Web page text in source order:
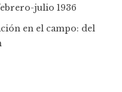
julio 1936
en el campo: del